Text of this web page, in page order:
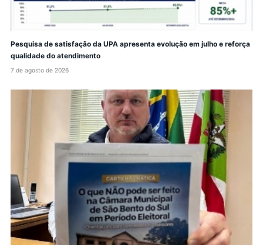
Pesquisa de satisfação da UPA apresenta evolução em julho e reforça
qualidade do atendimento
7 de agosto de 2026